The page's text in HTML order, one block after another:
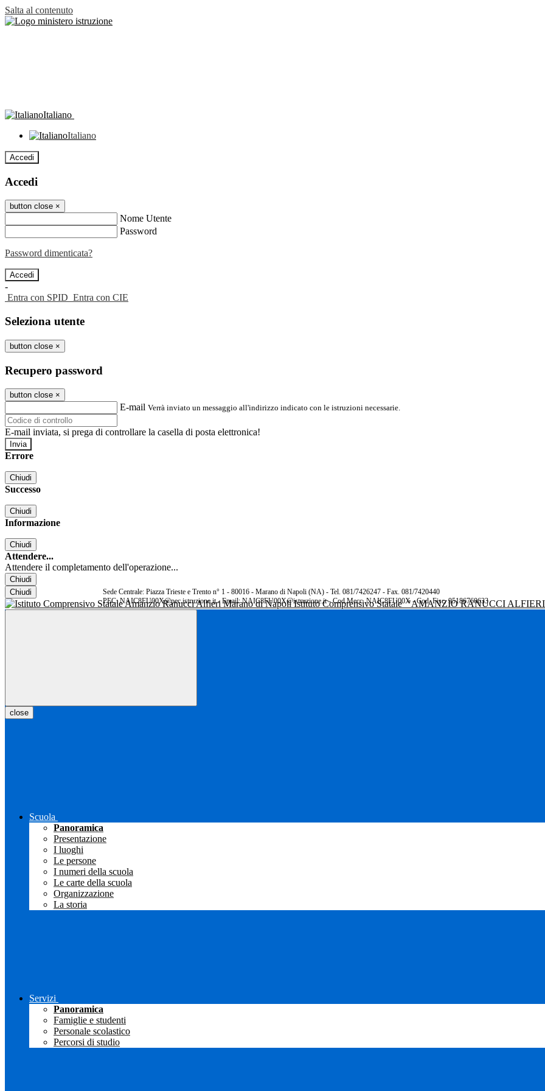
Salta al contenuto
Italiano
Italiano
Accedi
Accedi
button close ×
Nome Utente
Password
Password dimenticata?
-
Entra con SPID Entra con CIE
Seleziona utente
button close ×
Recupero password
button close ×
E-mail Verrà inviato un messaggio all'indirizzo indicato con le istruzioni necessarie.
E-mail inviata, si prega di controllare la casella di posta elettronica!
Errore
Chiudi
Successo
Chiudi
Informazione
Chiudi
Attendere...
Attendere il completamento dell'operazione...
Chiudi
Chiudi
Istituto Comprensivo Statale "AMANZIO RANUCCI
Sede Centrale: Piazza Trieste e Trento n° 1 - 80016 - Marano di Napoli (NA) - Tel. 081/7426247 - Fax. 081/7420440
PEC: NAIC8FU00X@pec.istruzione.it - Email: NAIC8FU00X@istruzione.it - Cod.Mecc. NAIC8FU00X - Cod. Fisc. 95186760633
close
Scuola
Panoramica
Presentazione
I luoghi
Le persone
I numeri della scuola
Le carte della scuola
Organizzazione
La storia
Servizi
Panoramica
Famiglie e studenti
Personale scolastico
Percorsi di studio